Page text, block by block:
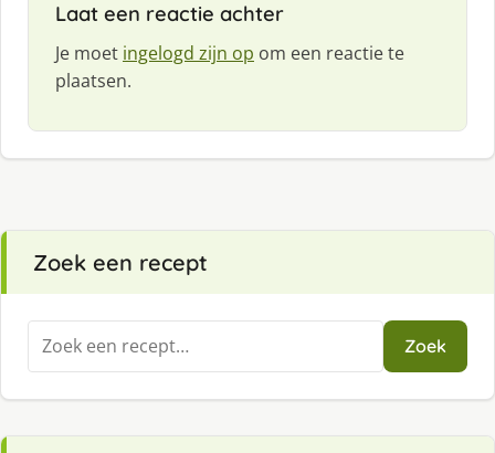
Laat een reactie achter
Je moet ingelogd zijn op om een reactie te
plaatsen.
Zoek een recept
Zoeken
naar:
Zoek